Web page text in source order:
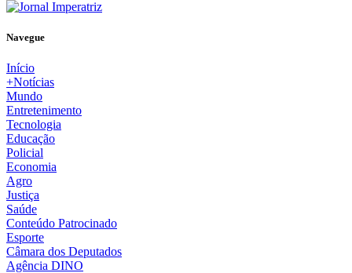
Navegue
Início
+Notícias
Mundo
Entretenimento
Tecnologia
Educação
Policial
Economia
Agro
Justiça
Saúde
Conteúdo Patrocinado
Esporte
Câmara dos Deputados
Agência DINO